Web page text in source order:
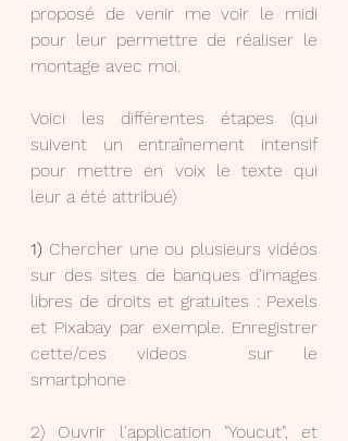
proposé de venir me voir le midi
pour leur permettre de réaliser le
montage avec moi.
Voici les différentes étapes (qui
suivent un entraînement intensif
pour mettre en voix le texte qui
leur a été attribué)
1) Chercher une ou plusieurs vidéos
sur des sites de banques d'images
libres de droits et gratuites : Pexels
et Pixabay par exemple. Enregistrer
cette/ces videos  sur le
smartphone
2) Ouvrir l'application "Youcut", et